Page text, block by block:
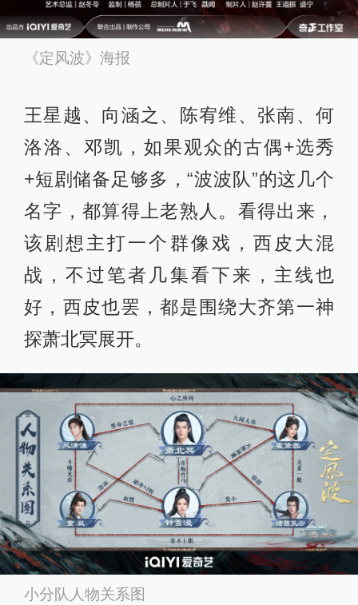
《定风波》海报
王星越、向涵之、陈宥维、张南、何
洛洛、邓凯，如果观众的古偶+选秀
+短剧储备足够多，“波波队”的这几个
名字，都算得上老熟人。看得出来，
该剧想主打一个群像戏，西皮大混
战，不过笔者几集看下来，主线也
好，西皮也罢，都是围绕大齐第一神
探萧北冥展开。
小分队人物关系图